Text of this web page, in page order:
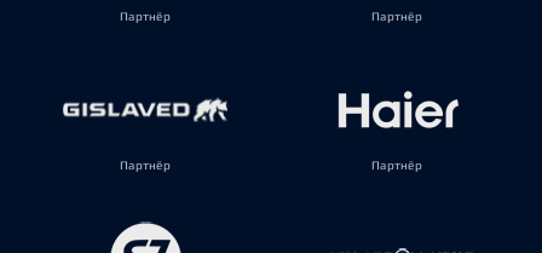
Партнёр Партнёр
Партнёр Партнёр